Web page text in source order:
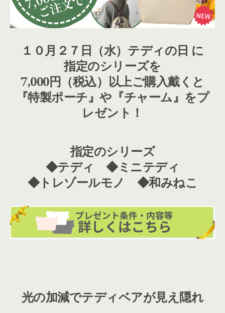
１０月２７日（水）テディの日 に
指定のシリーズを
7,000円（税込）以上ご購入戴くと
『特製ポーチ』や『チャーム』をプ
レゼント！
指定のシリーズ
◆テディ ◆ミニテディ
◆トレゾールモノ ◆和みねこ
光の加減でテディベアが見え隠れ